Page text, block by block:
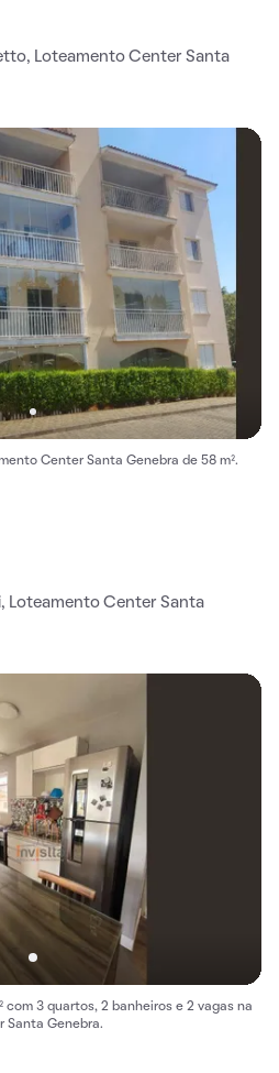
Loteamento Center Santa
Center Santa Genebra de 58 m².
Loteamento Center Santa
com 3 quartos, 2 banheiros e 2 vagas na
Santa Genebra.